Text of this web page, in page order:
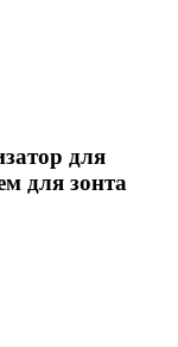
для
для зонта